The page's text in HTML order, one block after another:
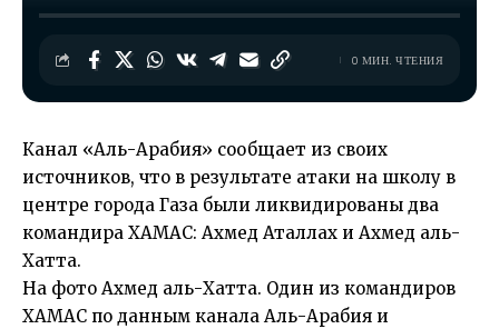
0 МИН. ЧТЕНИЯ
Канал «Аль-Арабия» сообщает из своих
источников, что в результате атаки на школу в
центре города Газа были ликвидированы два
командира ХАМАС: Ахмед Аталлах и Ахмед аль-
Хатта.
На фото Ахмед аль-Хатта. Один из командиров
ХАМАС по данным канала Аль-Арабия и